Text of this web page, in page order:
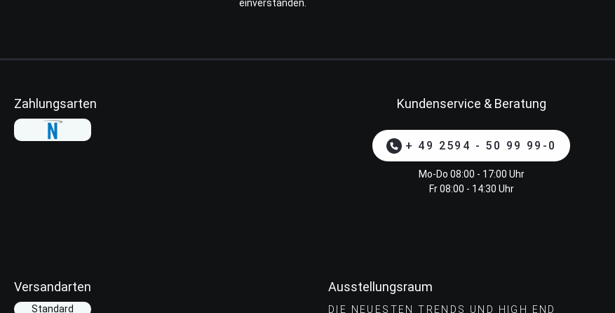
einverstanden.
Zahlungsarten Kundenservice & Beratung
+ 49 2594 - 50 99 99-0
Mo-Do 08:00 - 17:00 Uhr
Fr 08:00 - 14:30 Uhr
Versandarten
Standard
Ausstellungsraum
DIE NEUESTEN TRENDS UND HIGH END